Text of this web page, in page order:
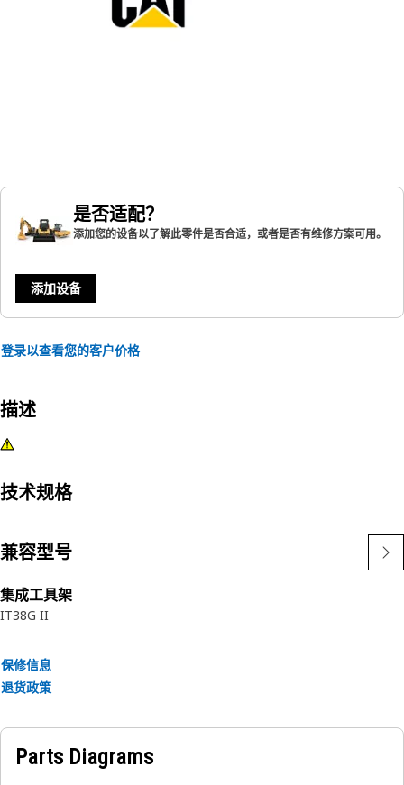
是否适配？
添加您的设备以了解此零件是否合适，或者是否有维修方案可用。
添加设备
登录以查看您的客户价格
描述
技术规格
兼容型号
集成工具架
IT38G II
保修信息
退货政策
Parts Diagrams